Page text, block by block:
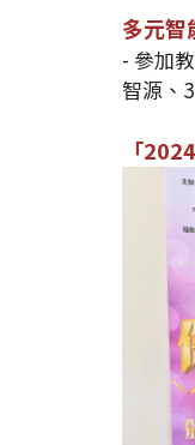
多元智
- 參加
智源、
「